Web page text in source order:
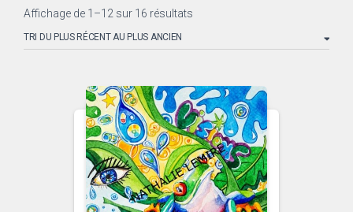
Affichage de 1–12 sur 16 résultats